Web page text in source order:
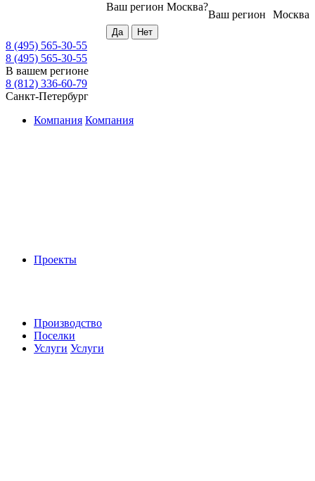
Москва
Ваш регион
Ваш регион Москва?
8 (495) 565-30-55
8 (495) 565-30-55
В вашем регионе
8 (812) 336-60-79
Санкт-Петербург
Компания Компания
Проекты
Производство
Поселки
Услуги Услуги